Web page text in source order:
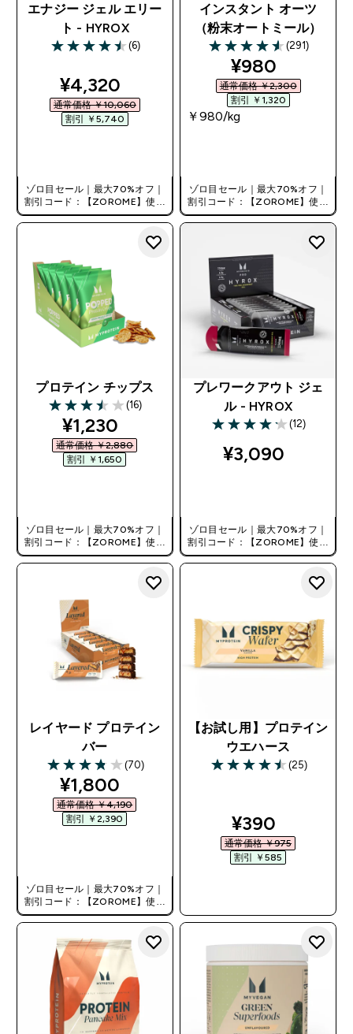
エナジー ジェル エリー
ト - HYROX
4.5 out of 5 stars
(6)
discounted price
¥4,320‎
通常価格 ￥10,060‎
割引 ￥5,740‎
ゾロ目セール｜最大70%オフ｜
割引コード：【ZOROME】使用
で追加10%オフ！
インスタント オーツ
（粉末オートミール）
4.58 out of 5 stars
(291)
discounted
¥980‎
通常価格 ￥2,300‎
割引 ￥1,320‎
￥980‎/kg
ゾロ目セール｜最大70%オフ｜
割引コード：【ZOROME】使用
で追加10%オフ！
プロテイン チップス
3.5 out of 5 stars
(16)
discounted price
¥1,230‎
通常価格 ￥2,880‎
割引 ￥1,650‎
ゾロ目セール｜最大70%オフ｜
割引コード：【ZOROME】使用
で追加10%オフ！
プレワークアウト ジェ
ル - HYROX
4.17 out of 5 stars
(12)
¥3,090‎
ゾロ目セール｜最大70%オフ｜
割引コード：【ZOROME】使用
で追加10%オフ！
レイヤード プロテイン
バー
3.8 out of 5 stars
(70)
discounted price
¥1,800‎
通常価格 ￥4,190‎
割引 ￥2,390‎
ゾロ目セール｜最大70%オフ｜
割引コード：【ZOROME】使用
で追加10%オフ！
【お試し用】プロテイン
ウエハース
4.52 out of 5 stars
(25)
discounted
¥390‎
通常価格 ￥975‎
割引 ￥585‎